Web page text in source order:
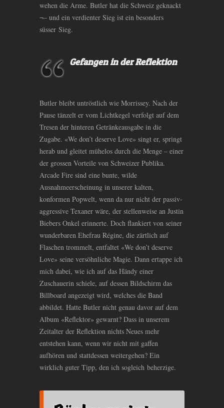
wehen die Arme. Butler hat die Schweiz geknackt
¬– und ein verdienter Sieg ist ein besonders
süsser Sieg.
Gefangen in der Reflektion
Butler bleibt untröstlich wie Morrissey. Nach der
Pause tänzelt er vom Lichtkegel verfolgt auf dem
Tresen der hinteren Getränkeausgabe in die
Zugabe. «We don’t deserve Love» singt er, springt
herab und gleitet mühelos durch die Menge – einer
der grossen Vorteile von Schweizer Publika.
Arcade Fire sind eine bunte, wilde
Ausnahmeerscheinung in unserer kalten,
konformen Popwelt, wenn da nur nicht der passiv-
aggressive Texaner wäre, der stellenweise an Justin
Biebers Onkel erinnerte. Doch flankiert von seiner
wunderbaren Ehefrau Régine, die zärtlich auf
Flaschen trommelt, entfaltet «We don’t deserve
Love» seine versöhnliche Magie. Dann ertappe ich
mich dabei, wie ich auf das Händy einer
Zuschauerin schiele, auf dessen Bildschirm das
Billboard angezeigt wird, welches die Band
abbildet. Hatte Butler nicht genau davor auf dem
Album «Reflektor» gewarnt? Dass in unserem
Zeitalter der Reflektion nichts Neues mehr
entstehen kann, wenn wir nicht mit gaffen
aufhören und stattdessen weitergehen? Ein
wirklich guter Tipp, den ich sogleich beherzige.